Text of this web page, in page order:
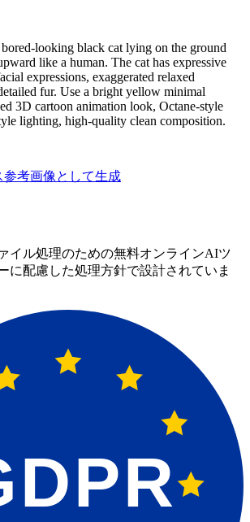
looking black cat lying on the ground
like a human. The cat has expressive
expressions, exaggerated relaxed
fur. Use a bright yellow minimal
3D cartoon animation look, Octane-style
lighting, high-quality clean composition.
参考画像として生成
イル処理のための無料オンラインAIツ
に配慮した処理方針で設計されていま